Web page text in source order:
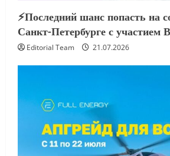
⚡️Последний шанс попасть на
Санкт-Петербурге с участием
Editorial Team 21.07.2026